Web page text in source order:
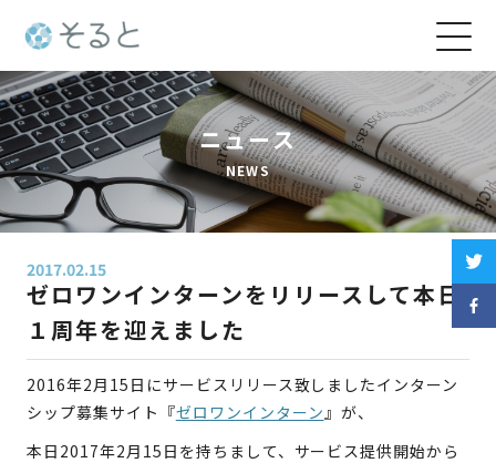
ニュース
NEWS
2017.02.15
ゼロワンインターンをリリースして本日
１周年を迎えました
2016年2月15日にサービスリリース致しましたインターン
シップ募集サイト『ゼロワンインターン』が、
本日2017年2月15日を持ちまして、サービス提供開始から